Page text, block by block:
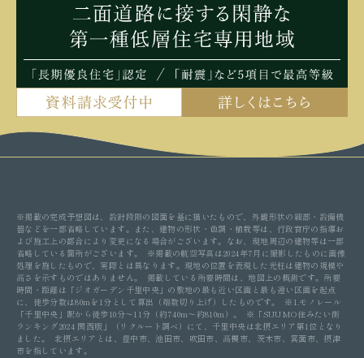
※掲載の完成予想図は、設計段階の図面を基に描いたもので、外観形状の細部・設備機
器などを一部省略しています。また、建物の形状・色調・植栽等は、行政官庁の指導お
よび施工上の都合により変更になる場合がございます。なお、現地周辺の建物等は一部
省略している箇所がございます。 ※掲載の航空写真は2024年7月に撮影したものに画像
処理を施したもので、実際とは異なります。現地の位置を表現した光柱は建物の規模や
高さを示すものではありません。 掲載している所要時間は、地図上の概測です。所要
時間・距離は「ジオガーデン千里中央」の敷地の最も近い区画と最も遠い区画を起点
に、徒歩分数は80mを1分として算出（端数切り上げ）したものです。 ※1.モノレール
「千里中央」駅から徒歩10分〜11分（約740m〜約810m）。 ※「SUUMO住みたい街
ランキング2024 関西版」（リクルート調べ）にて、千里中央は北摂エリア第1位となり
ました。 北摂エリアとは、豊中市、池田市、吹田市、高槻市、茨木市、箕面市、摂津
市を指しています。